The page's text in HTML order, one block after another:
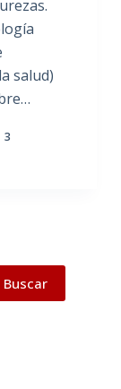
salud)
3
Buscar